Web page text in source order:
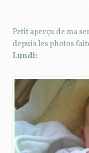
Petit aperçu de ma
depuis les photos
Lundi: